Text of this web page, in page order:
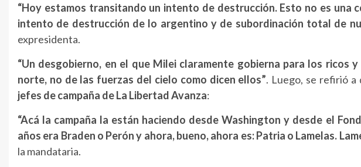
“Hoy estamos transitando un intento de destrucción. Esto no es una
intento de destrucción de lo argentino y de subordinación total de
expresidenta.
“Un desgobierno, en el que Milei claramente gobierna para los ricos
norte, no de las fuerzas del cielo como dicen ellos”. Luego, se refirió a
jefes de campaña de La Libertad Avanza:
“Acá la campaña la están haciendo desde Washington y desde el
años era Braden o Perón y ahora, bueno, ahora es: Patria o Lamelas.
la mandataria.